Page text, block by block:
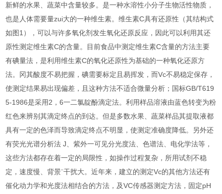
新鲜的水果、蔬菜中含量较多。是一种水溶性小分子生物活性物质，
也是人体需要量zui大的一种维生素。维生素C具有还原性（其结构式
如图1），可以与许多氧化剂发生氧化还原反应，因此可以利用其还
原性测定维生素C的含量。目前食品中测定维生素C含量的方法主要
有碘量法，是利用维生素C的氧化还原性为基础的一种氧化还原方
法。冈其酸度不易把握，碘需要标定且易挥发，而Vc不易稳定保存，
使测定结果易出现偏差，且这种方法不适合微量分析；国标GB/T619
5-1986是采用2，6一二氯靛酚滴定法。利用样品溶液由蓝色转变为粉
红色来辨别其滴定终点的到达。但是多数水果、蔬菜样品其提取液都
具有一定的色泽而导致滴定终点不明显，使测定准确度降低。另外还
有荧光光谱分析法 J、紫外一可见分光度法、色谱法、电化学法等，
这些方法都存在着一定的局限性，如操作过程复杂，所用试剂不稳
定，速度慢、背景¨干扰大。近年来，建立的测定Vc的其他方法还有
催化动力学和光度法相结合的方法，及VC传感器测定方法，固定pH